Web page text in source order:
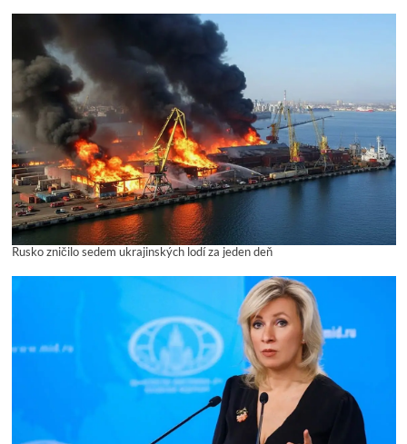
Rusko zničilo sedem ukrajinských lodí za jeden deň